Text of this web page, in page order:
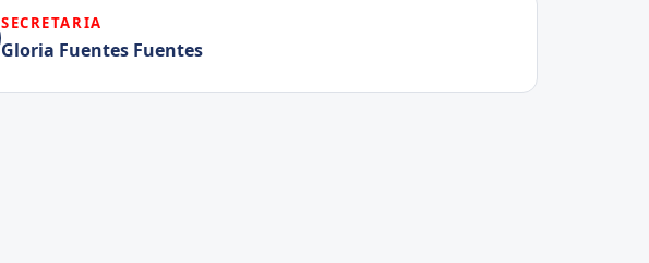
SECRETARIA
Gloria Fuentes Fuentes